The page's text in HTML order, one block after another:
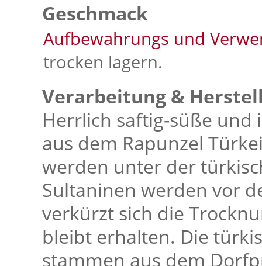
Geschmack
Aufbewahrungs und
trocken lagern.
Verarbeitung &
Herrlich saftig-süße und
aus dem Rapunzel
werden unter der
Sultaninen werden vor
verkürzt sich die
bleibt erhalten. Die
stammen aus dem